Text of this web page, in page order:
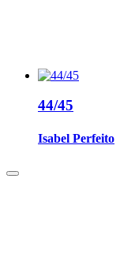
44/45
Isabel Perfeito